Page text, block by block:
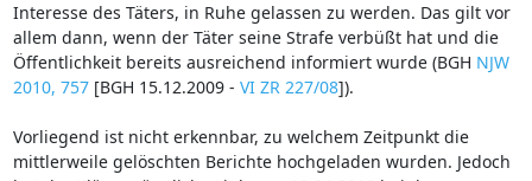
Interesse des Täters, in Ruhe gelassen zu werden. Das gilt vor
allem dann, wenn der Täter seine Strafe verbüßt hat und die
Öffentlichkeit bereits ausreichend informiert wurde (BGH NJW
2010, 757[BGH 15.12.2009 - VI ZR 227/08]).
Vorliegend ist nicht erkennbar, zu welchem Zeitpunkt die
mittlerweile gelöschten Berichte hochgeladen wurden. Jedoch